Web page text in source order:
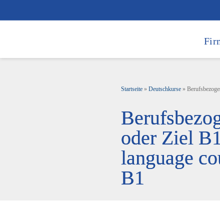
Startseite » Deutschkurse »
oder Ziel
language
B1